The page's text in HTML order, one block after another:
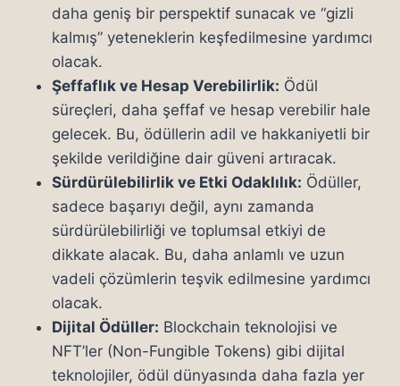
daha geniş bir perspektif sunacak ve “gizli
kalmış” yeteneklerin keşfedilmesine yardımcı
olacak.
Şeffaflık ve Hesap Verebilirlik: Ödül
süreçleri, daha şeffaf ve hesap verebilir hale
gelecek. Bu, ödüllerin adil ve hakkaniyetli bir
şekilde verildiğine dair güveni artıracak.
Sürdürülebilirlik ve Etki Odaklılık: Ödüller,
sadece başarıyı değil, aynı zamanda
sürdürülebilirliği ve toplumsal etkiyi de
dikkate alacak. Bu, daha anlamlı ve uzun
vadeli çözümlerin teşvik edilmesine yardımcı
olacak.
Dijital Ödüller: Blockchain teknolojisi ve
NFT’ler (Non-Fungible Tokens) gibi dijital
teknolojiler, ödül dünyasında daha fazla yer